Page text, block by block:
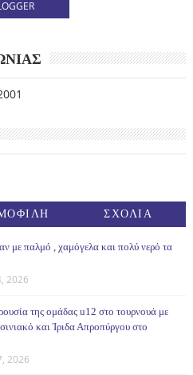
ΣΧΟΛΙΑ
με παλμό , χαμόγελα και πολύ νερό τα
2026
της ομάδας u12 στο τουρνουά με
και Ίριδα Απροπύργου στο
2026